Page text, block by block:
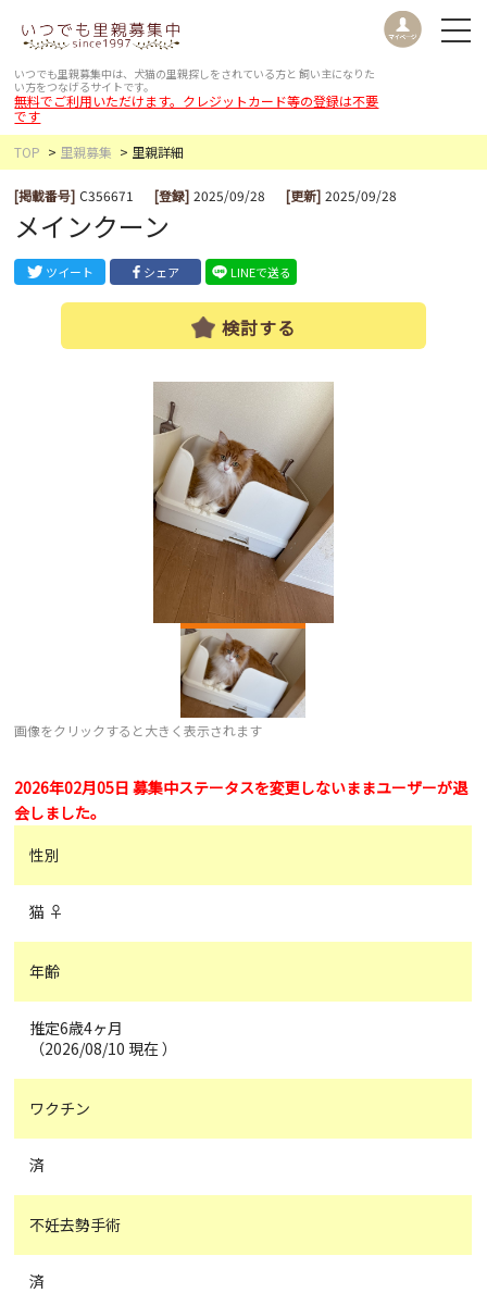
いつでも里親募集中は、犬猫の里親探しをされている方と 飼い主になりた
い方をつなげるサイトです。
無料でご利用いただけます。クレジットカード等の登録は不要
です
TOP
里親募集 里親詳細
[掲載番号] C356671 [登録] 2025/09/28 [更新] 2025/09/28
メインクーン
ツイート シェア LINEで送る
検討する
画像をクリックすると大きく表示されます
2026年02月05日 募集中ステータスを変更しないままユーザーが退
会しました。
性別
猫 ♀
年齢
推定6歳4ヶ月
（2026/08/10 現在 ）
ワクチン
済
不妊去勢手術
済